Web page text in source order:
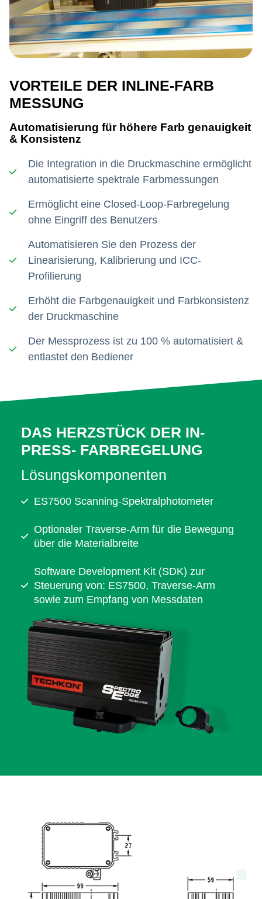
VORTEILE DER INLINE-FARB
MESSUNG
Automatisierung für höhere Farb genauigkeit
& Konsistenz
Die Integration in die Druckmaschine ermöglicht
automatisierte spektrale Farbmessungen
Ermöglicht eine Closed-Loop-Farbregelung
ohne Eingriff des Benutzers
Automatisieren Sie den Prozess der
Linearisierung, Kalibrierung und ICC-
Profilierung
Erhöht die Farbgenauigkeit und Farbkonsistenz
der Druckmaschine
Der Messprozess ist zu 100 % automatisiert &
entlastet den Bediener
DAS HERZSTÜCK DER IN-
PRESS- FARBREGELUNG
Lösungskomponenten
ES7500 Scanning-Spektralphotometer
Optionaler Traverse-Arm für die Bewegung
über die Materialbreite
Software Development Kit (SDK) zur
Steuerung von: ES7500, Traverse-Arm
sowie zum Empfang von Messdaten